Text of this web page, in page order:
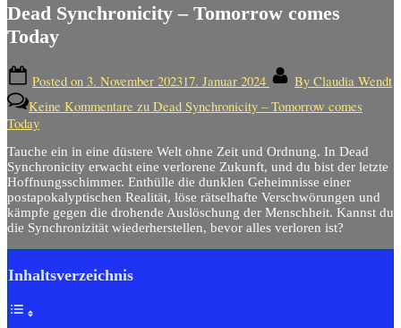
Dead Synchronicity – Tomorrow comes
Today
Posted on 3. November 202317. Januar 2024 By Claudia Wendt
Keine Kommentare zu Dead Synchronicity – Tomorrow comes
Today
Tauche ein in eine düstere Welt ohne Zeit und Ordnung. In Dead
Synchronicity erwacht eine verlorene Zukunft, und du bist der letzte
Hoffnungsschimmer. Enthülle die dunklen Geheimnisse einer
postapokalyptischen Realität, löse rätselhafte Verschwörungen und
kämpfe gegen die drohende Auslöschung der Menschheit. Kannst du
die Synchronizität wiederherstellen, bevor alles verloren ist?
Inhaltsverzeichnis